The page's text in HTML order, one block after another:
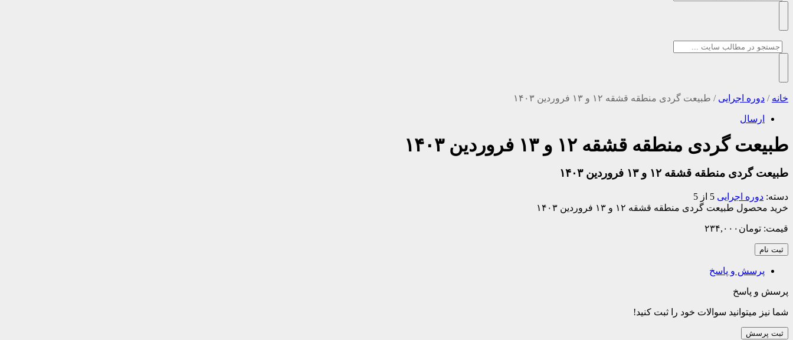
خانه / دوره اجرایی / طبیعت گردی منطقه قشقه ۱۲ و ۱۳ فروردین ۱۴۰۳
ارسال
طبیعت گردی منطقه قشقه ۱۲ و ۱۳ فروردین ۱۴۰۳
طبیعت گردی منطقه قشقه ۱۲ و ۱۳ فروردین ۱۴۰۳
دسته: دوره اجرایی 5 از 5
خرید محصول طبیعت گردی منطقه قشقه ۱۲ و ۱۳ فروردین ۱۴۰۳
قیمت: تومان ۲۳۴,۰۰۰
ثبت نام
پرسش و پاسخ
پرسش و پاسخ
شما نیز میتوانید سوالات خود را ثبت کنید!
ثبت پرسش